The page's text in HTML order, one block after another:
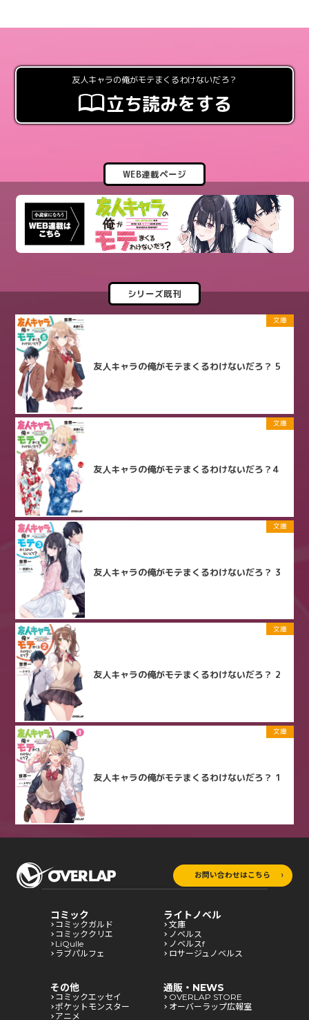
友人キャラの俺がモテまくるわけないだろ？
立ち読みをする
WEB連載ページ
シリーズ既刊
文庫
友人キャラの俺がモテまくるわけないだろ？ 5
文庫
友人キャラの俺がモテまくるわけないだろ？4
文庫
友人キャラの俺がモテまくるわけないだろ？ 3
文庫
友人キャラの俺がモテまくるわけないだろ？ 2
文庫
友人キャラの俺がモテまくるわけないだろ？ 1
お問い合わせはこちら
コミック
コミックガルド
コミッククリエ
LiQulle
ラブパルフェ
ライトノベル
文庫
ノベルス
ノベルスf
ロサージュノベルス
その他
コミックエッセイ
ポケットモンスター
アニメ
通販・NEWS
OVERLAP STORE
オーバーラップ広報室